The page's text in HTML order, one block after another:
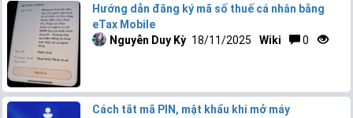
Hướng dẫn đăng ký mã số thuế cá nhân bằng
eTax Mobile
Nguyễn Duy Kỳ 18/11/2025 Wiki 0
Cách tắt mã PIN, mật khẩu khi mở máy